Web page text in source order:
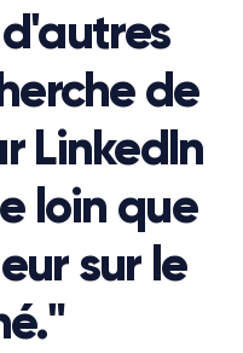
de
LinkedIn
loin que
sur le